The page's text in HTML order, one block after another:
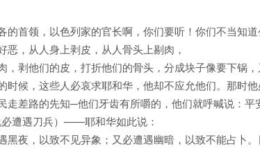
的首领，以色列家的官长啊，你们要听！你们不当知道
恶，从人身上剥皮，从人骨头上剔肉，
，剥他们的皮，打折他们的骨头，分成块子像要下锅，
时候，这些人必哀求耶和华，他却不应允他们。那时他
走差路的先知─他们牙齿有所嚼的，他们就呼喊说：
遭遇刀兵）——耶和华如此说：
黑夜，以致不见异象；又必遭遇幽暗，以致不能占卜。